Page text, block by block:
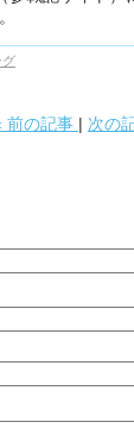
。
グ
前の記事 次の